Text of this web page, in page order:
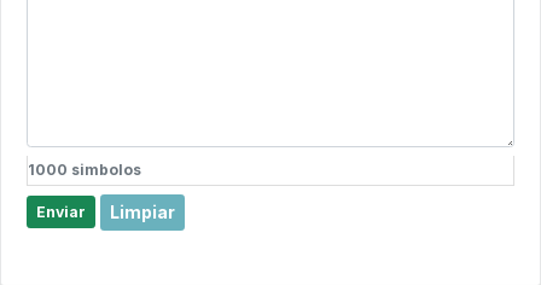
1000 simbolos
Enviar Limpiar